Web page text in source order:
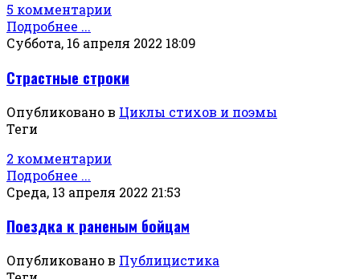
5 комментарии
Подробнее ...
Суббота, 16 апреля 2022 18:09
Страстные строки
Опубликовано в Циклы стихов и поэмы
Теги
2 комментарии
Подробнее ...
Среда, 13 апреля 2022 21:53
Поездка к раненым бойцам
Опубликовано в Публицистика